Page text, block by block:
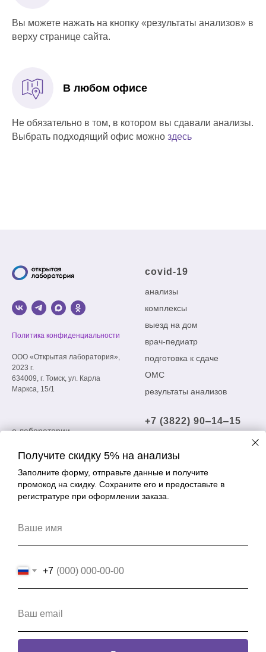
Получите скидку 5% на анализы
Заполните форму, отправьте данные и получите
промокод на скидку. Сохраните его и предоставьте в
регистратуре при оформлении заказа.
Ваше имя
+7
Ваш email
Вы можете нажать на кнопку «результаты анализов» в
верху странице сайта.
В любом офисе
Не обязательно в том, в котором вы сдавали анализы.
Выбрать подходящий офис можно здесь
Политика конфиденциальности
ООО «Открытая лаборатория»,
2023 г.
634009, г. Томск, ул. Карла
Маркса, 15/1
covid-19
анализы
комплексы
выезд на дом
врач-педиатр
подготовка к сдаче
ОМС
результаты анализов
о лаборатории
важная информация
партнерам
обратная связь
карта сайта
+7 (3822) 90‒14‒15